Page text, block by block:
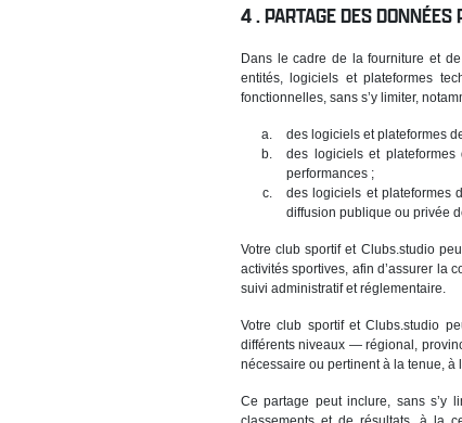
PARTAGE DES
Dans le cadre de la fourniture et
entités, logiciels et plateformes
fonctionnelles, sans s’y limiter,
des logiciels et plateformes
des logiciels et
performances ;
des logiciels et plateformes
diffusion publique ou privée
Votre club sportif et Clubs.studio
activités sportives, afin d’assurer la
suivi administratif et réglementaire.
Votre club sportif et Clubs.studio
différents niveaux — régional,
nécessaire ou pertinent à la tenue, à
Ce partage peut inclure, sans s’y